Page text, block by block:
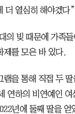
더 열심히 해야겠다
의 빚 때문에 가족
제를 모은 바 있다.
램을 통해 직접 두
연하의 비연예인 여
년에 둘째 딸을 얻